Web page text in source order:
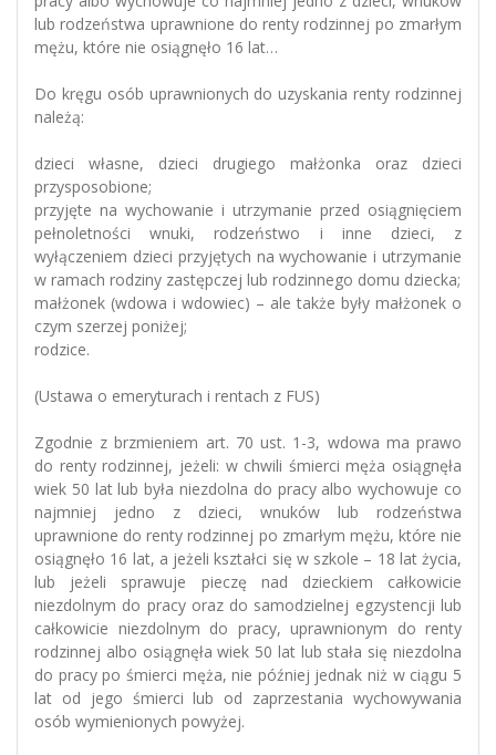
lub rodzeństwa uprawnione do renty rodzinnej po zmarłym
mężu, które nie osiągnęło 16 lat…
Do kręgu osób uprawnionych do uzyskania renty rodzinnej
należą:
dzieci własne, dzieci drugiego małżonka oraz dzieci
przysposobione;
przyjęte na wychowanie i utrzymanie przed osiągnięciem
pełnoletności wnuki, rodzeństwo i inne dzieci, z
wyłączeniem dzieci przyjętych na wychowanie i utrzymanie
w ramach rodziny zastępczej lub rodzinnego domu dziecka;
małżonek (wdowa i wdowiec) – ale także były małżonek o
czym szerzej poniżej;
rodzice.
(Ustawa o emeryturach i rentach z FUS)
Zgodnie z brzmieniem art. 70 ust. 1-3, wdowa ma prawo
do renty rodzinnej, jeżeli: w chwili śmierci męża osiągnęła
wiek 50 lat lub była niezdolna do pracy albo wychowuje co
najmniej jedno z dzieci, wnuków lub rodzeństwa
uprawnione do renty rodzinnej po zmarłym mężu, które nie
osiągnęło 16 lat, a jeżeli kształci się w szkole – 18 lat życia,
lub jeżeli sprawuje pieczę nad dzieckiem całkowicie
niezdolnym do pracy oraz do samodzielnej egzystencji lub
całkowicie niezdolnym do pracy, uprawnionym do renty
rodzinnej albo osiągnęła wiek 50 lat lub stała się niezdolna
do pracy po śmierci męża, nie później jednak niż w ciągu 5
lat od jego śmierci lub od zaprzestania wychowywania
osób wymienionych powyżej.